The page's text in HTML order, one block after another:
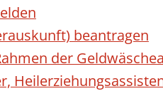
beantragen
der